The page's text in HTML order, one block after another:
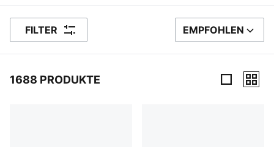
FILTER SORTIEREN NACH
EMPFOHLEN
1688 PRODUKTE